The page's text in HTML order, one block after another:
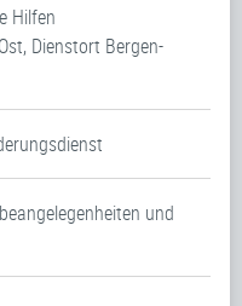
Hilfen
Dienstort Bergen-
und